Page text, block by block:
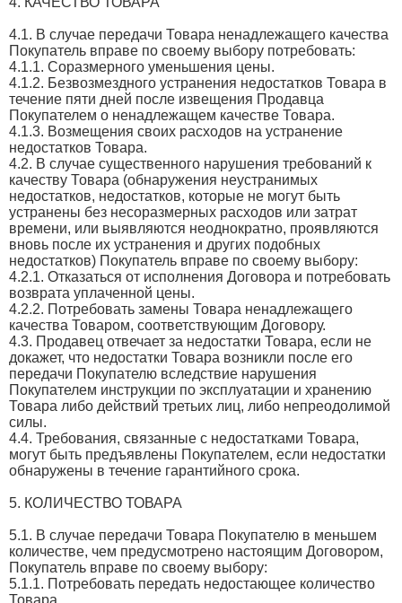
4.1. В случае передачи Товара ненадлежащего качества
Покупатель вправе по своему выбору потребовать:
4.1.1. Соразмерного уменьшения цены.
4.1.2. Безвозмездного устранения недостатков Товара в
течение пяти дней после извещения Продавца
Покупателем о ненадлежащем качестве Товара.
4.1.3. Возмещения своих расходов на устранение
недостатков Товара.
4.2. В случае существенного нарушения требований к
качеству Товара (обнаружения неустранимых
недостатков, недостатков, которые не могут быть
устранены без несоразмерных расходов или затрат
времени, или выявляются неоднократно, проявляются
вновь после их устранения и других подобных
недостатков) Покупатель вправе по своему выбору:
4.2.1. Отказаться от исполнения Договора и потребовать
возврата уплаченной цены.
4.2.2. Потребовать замены Товара ненадлежащего
качества Товаром, соответствующим Договору.
4.3. Продавец отвечает за недостатки Товара, если не
докажет, что недостатки Товара возникли после его
передачи Покупателю вследствие нарушения
Покупателем инструкции по эксплуатации и хранению
Товара либо действий третьих лиц, либо непреодолимой
силы.
4.4. Требования, связанные с недостатками Товара,
могут быть предъявлены Покупателем, если недостатки
обнаружены в течение гарантийного срока.
5. КОЛИЧЕСТВО ТОВАРА
5.1. В случае передачи Товара Покупателю в меньшем
количестве, чем предусмотрено настоящим Договором,
Покупатель вправе по своему выбору:
5.1.1. Потребовать передать недостающее количество
Товара.